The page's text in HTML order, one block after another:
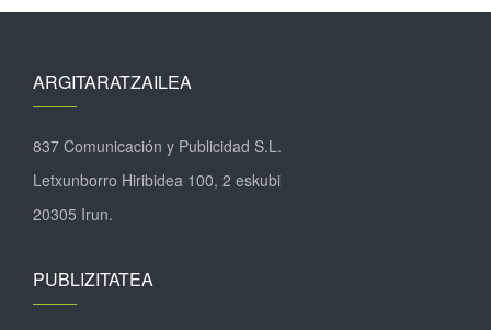
ARGITARATZAILEA
837 Comunicación y Publicidad S.L.
Letxunborro Hiribidea 100, 2 eskubi
20305 Irun.
PUBLIZITATEA